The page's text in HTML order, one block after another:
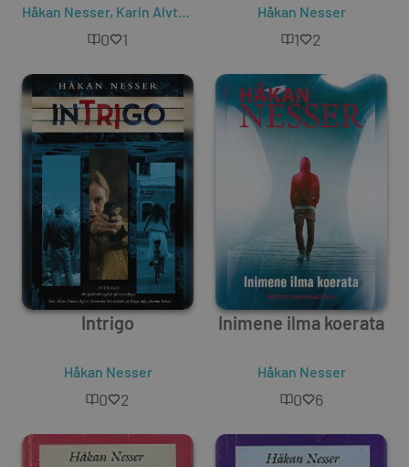
Håkan Nesser, Karin Alvtegen
0 1
Håkan Nesser
1 2
Intrigo
Håkan Nesser
0 2
Inimene ilma koerata
Håkan Nesser
0 6